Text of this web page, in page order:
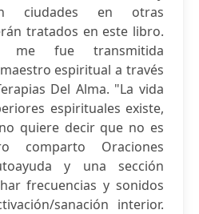
ciudades en otras
tratados en este libro.
me fue transmitida
espiritual a través
Del Alma. "La vida
espirituales existe,
quiere decir que no es
comparto Oraciones
y una sección
frecuencias y sonidos
sanación interior.